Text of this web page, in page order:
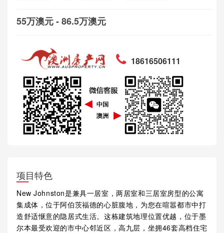
55万澳元 - 86.5万澳元
18616506111
项目特色
New Johnston是兼具一居室，两居室和三居室房型的公寓
集成体，位于阿伯茨福德的心脏腹地，为您在喧嚣都市中打
造舒适惬意的隐居式生活。这栋建筑地理位置优越，位于墨
尔本最受欢迎的市中心邻近区，高九层，坐拥46套高档住宅